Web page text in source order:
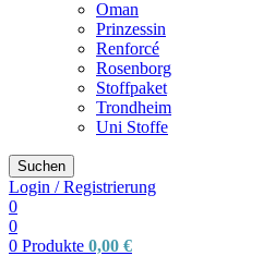
Oman
Prinzessin
Renforcé
Rosenborg
Stoffpaket
Trondheim
Uni Stoffe
Suchen
Login / Registrierung
0
0
0 Produkte 0,00 €